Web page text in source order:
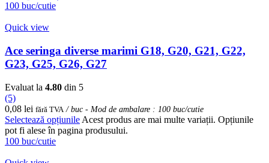
100 buc/cutie
Quick view
Ace seringa diverse marimi G18, G20, G21, G22,
G23, G25, G26, G27
Evaluat la 4.80 din 5
(5)
0,08 lei fără TVA / buc - Mod de ambalare : 100 buc/cutie
Selectează opțiunile Acest produs are mai multe variații. Opțiunile
pot fi alese în pagina produsului.
100 buc/cutie